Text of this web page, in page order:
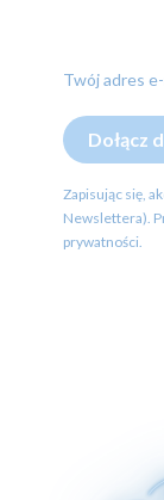
Twój adres
Dołącz
Zapisując się,
Newslettera).
prywatności.